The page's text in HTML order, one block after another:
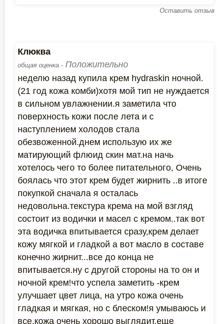
Оставить отзыв
Клюква
общая оценка - Положительно
неделю назад купила крем hydraskin ночной.
(21 год кожа комби)хотя мой тип не нуждается
в сильном увлажнении.я заметила что
поверхность кожи после лета и с
наступлением холодов стала
обезвоженной.днем использую их же
матирующий флюид скин мат.на начь
хотелось чего то более питательного, Очень
боялась что этот крем будет жирнить ..в итоге
покупкой сначала я осталась
недовольна.текстура крема на мой взгляд
состоит из водички и масел с кремом..так вот
эта водичка впитывается сразу,крем делает
кожу мягкой и гладкой а вот масло в составе
конечно жирнит...все до конца не
впитывается.ну с другой стороны на то он и
ночной крем!что успела заметить -крем
улучшает цвет лица, на утро кожа очень
гладкая и мягкая, но с блеском!я умываюсь и
все.кожа очень хорошо выглядит.еще